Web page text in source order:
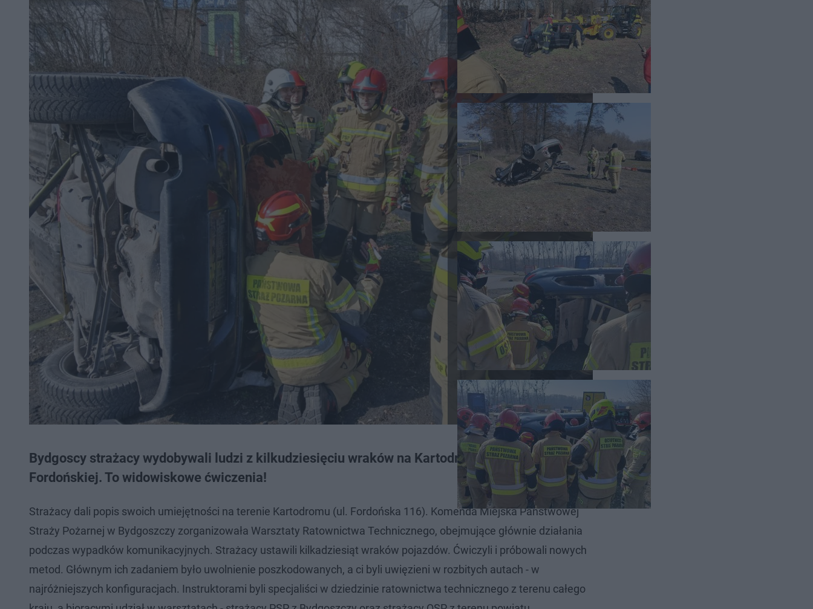
Bydgoscy strażacy wydobywali ludzi z kilkudziesięciu wraków na Kartodromie przy ul.
Fordońskiej. To widowiskowe ćwiczenia!
Strażacy dali popis swoich umiejętności na terenie Kartodromu (ul. Fordońska 116). Komenda Miejska Państwowej
Straży Pożarnej w Bydgoszczy zorganizowała Warsztaty Ratownictwa Technicznego, obejmujące głównie działania
podczas wypadków komunikacyjnych. Strażacy ustawili kilkadziesiąt wraków pojazdów. Ćwiczyli i próbowali nowych
metod. Głównym ich zadaniem było uwolnienie poszkodowanych, a ci byli uwięzieni w rozbitych autach - w
najróżniejszych konfiguracjach. Instruktorami byli specjaliści w dziedzinie ratownictwa technicznego z terenu całego